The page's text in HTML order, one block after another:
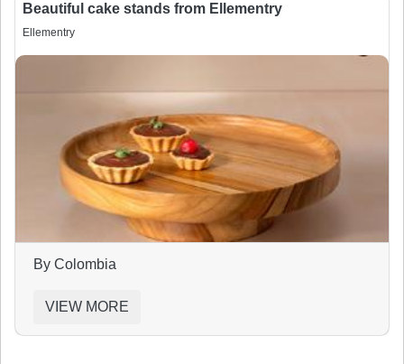
Beautiful cake stands from Ellementry
Ellementry
By Colombia
VIEW MORE